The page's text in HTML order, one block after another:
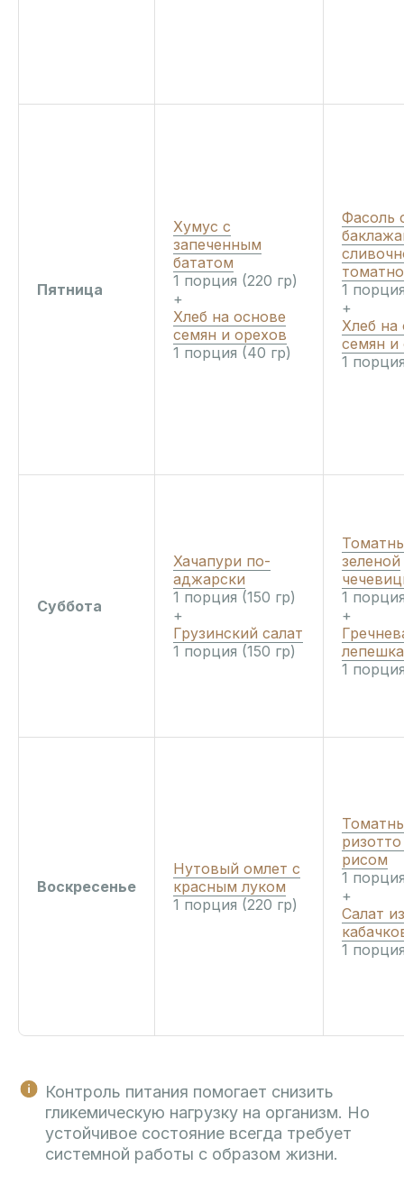
Пятница
Хумус с
запеченным
бататом
1 порция (220 гр)
+
Хлеб на основе
семян и орехов
1 порция (40 гр)
Фасоль
1
+
Хлеб на
семян и
1
Суббота
Хачапури по-
аджарски
1 порция (150 гр)
+
Грузинский салат
1 порция (150 гр)
зеленой
1
+
лепешка
1
Воскресенье
Нутовый омлет с
красным луком
1 порция (220 гр)
рисом
1
+
Салат из
1
Контроль питания помогает снизить
гликемическую нагрузку на организм. Но
устойчивое состояние всегда требует
системной работы с образом жизни.